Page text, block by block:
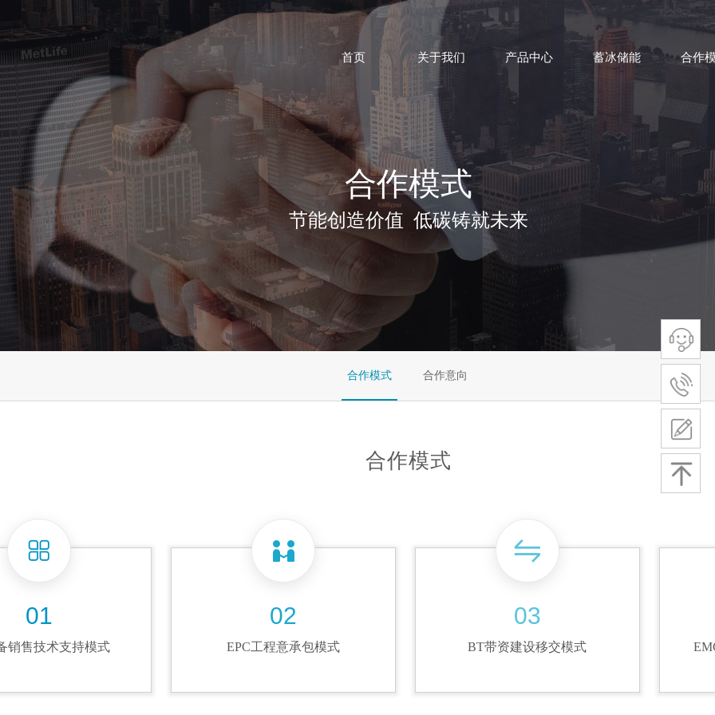
首页 关于我们 产品中心 蓄冰储能 合作
合作模式
节能创造价值 低碳铸就未来
合作模式 合作意向
合作模式
按钮文本 按钮文本
按钮文本 03
02
01
销售技术支持模式 EPC工程意承包模式 BT带资建设移交模式